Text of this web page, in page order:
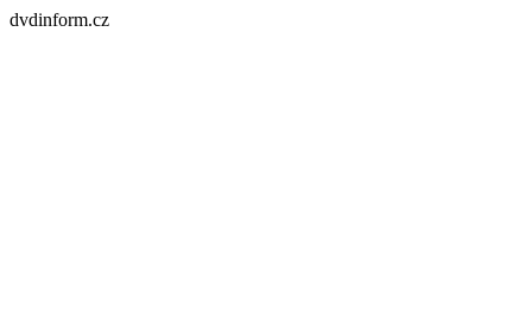
dvdinform.cz